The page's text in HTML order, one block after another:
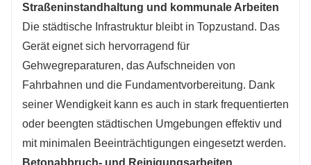
Straßeninstandhaltung und kommunale Arbeiten
Die städtische Infrastruktur bleibt in Topzustand. Das
Gerät eignet sich hervorragend für
Gehwegreparaturen, das Aufschneiden von
Fahrbahnen und die Fundamentvorbereitung. Dank
seiner Wendigkeit kann es auch in stark frequentierten
oder beengten städtischen Umgebungen effektiv und
mit minimalen Beeinträchtigungen eingesetzt werden.
Betonabbruch- und Reinigungsarbeiten